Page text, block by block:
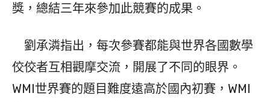
獎，總結三年來參加此競賽的成果。
劉承潾指出，每次參賽都能與世界各國數學
佼佼者互相觀摩交流，開展了不同的眼界。
WMI世界賽的題目難度遠高於國內初賽，WMI